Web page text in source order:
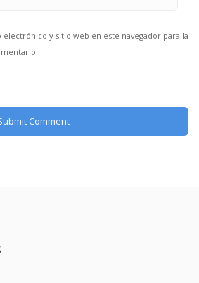
y sitio web en este navegador para la